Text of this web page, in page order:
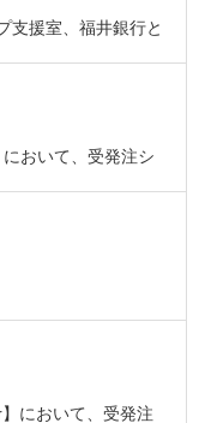
支援室、福井銀行と
おいて、受発注シ
において、受発注